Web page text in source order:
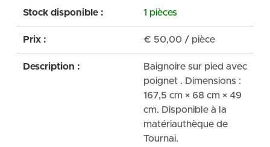
Stock disponible : 1 pièces
Prix : € 50,00 / pièce
Description :
Baignoire sur pied avec
poignet . Dimensions :
167,5 cm × 68 cm × 49
cm. Disponible à la
matériauthèque de
Tournai.